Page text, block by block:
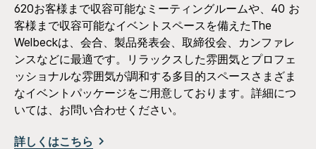
620お客様まで収容可能なミーティングルームや、40 お
客様まで収容可能なイベントスペースを備えたThe
Welbeckは、会合、製品発表会、取締役会、カンファレ
ンスなどに最適です。リラックスした雰囲気とプロフェ
ッショナルな雰囲気が調和する多目的スペースさまざま
なイベントパッケージをご用意しております。詳細につ
いては、お問い合わせください。
詳しくはこちら